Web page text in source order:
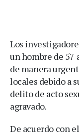
Los
un hombre de 57
de manera
locales debido a
delito de acto
agravado.
De acuerdo con